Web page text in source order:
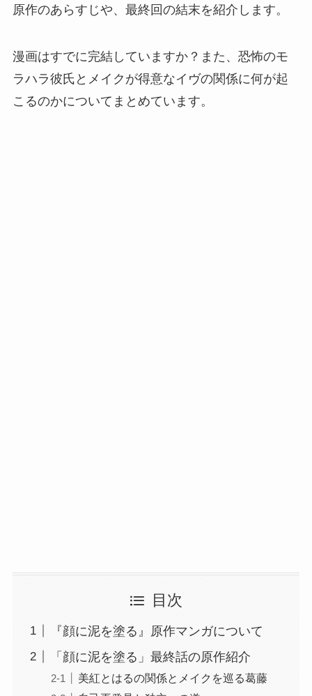
原作のあらすじや、最終回の結末を紹介します。
漫画はすでに完結していますか？また、恐怖のモ
ラハラ彼氏とメイクが得意なイヴの関係に何が起
こるのかについてまとめています。
目次
『顔に泥を塗る』原作マンガについて
「顔に泥を塗る」最終話の原作紹介
美紅とはるの関係とメイクを巡る葛藤